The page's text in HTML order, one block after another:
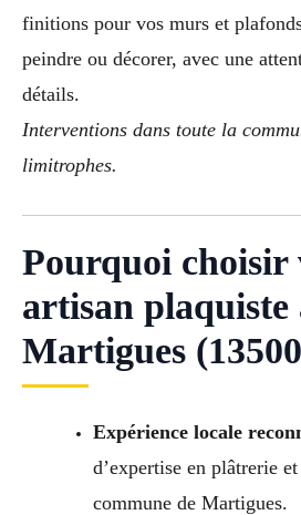
finitions pour vos murs et
peindre ou décorer, avec une
détails.
Interventions dans toute la
limitrophes.
Pourquoi choisir
artisan plaquiste
Martigues
Expérience locale
d’expertise en plâtrerie
commune de Martigues.